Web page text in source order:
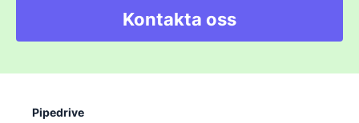
Kontakta oss
Pipedrive